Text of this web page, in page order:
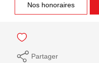
Nos honoraires
Partager